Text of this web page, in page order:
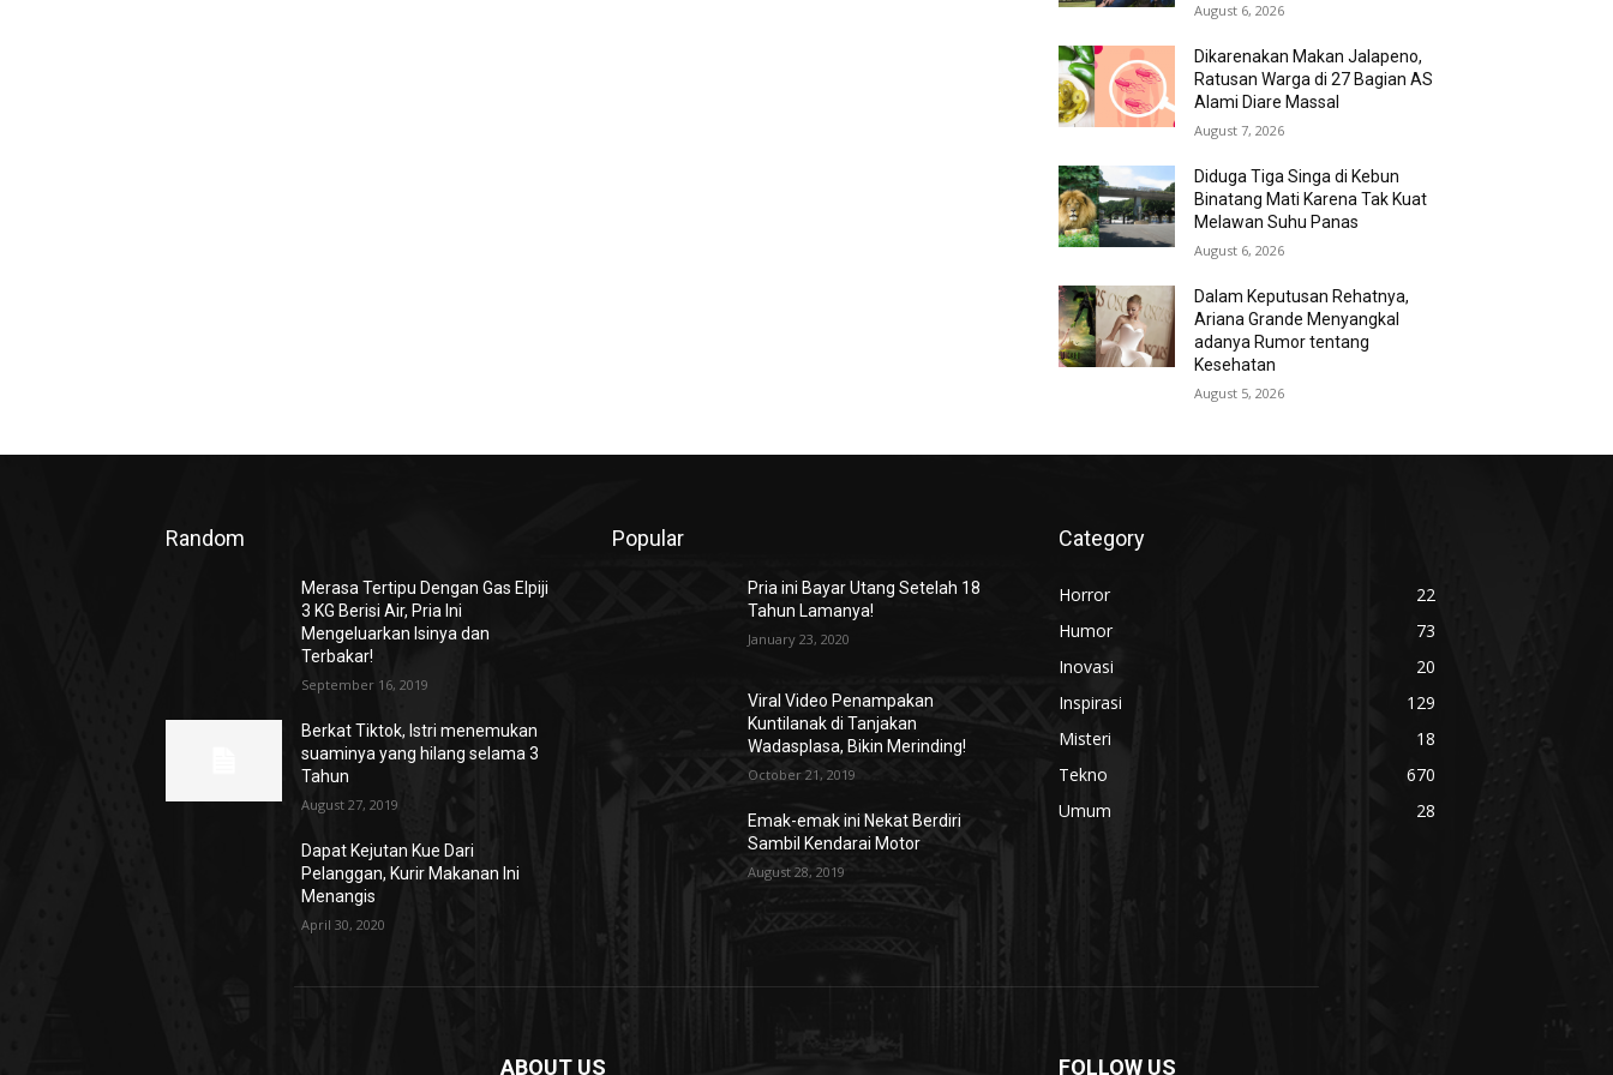
August 6, 2026
Dikarenakan Makan Jalapeno,
Ratusan Warga di 27 Bagian AS
Alami Diare Massal
August 7, 2026
Diduga Tiga Singa di Kebun
Binatang Mati Karena Tak Kuat
Melawan Suhu Panas
August 6, 2026
Dalam Keputusan Rehatnya,
Ariana Grande Menyangkal
adanya Rumor tentang
Kesehatan
August 5, 2026
Random
Merasa Tertipu Dengan Gas Elpiji
3 KG Berisi Air, Pria Ini
Mengeluarkan Isinya dan
Terbakar!
September 16, 2019
Berkat Tiktok, Istri menemukan
suaminya yang hilang selama 3
Tahun
August 27, 2019
Dapat Kejutan Kue Dari
Pelanggan, Kurir Makanan Ini
Menangis
April 30, 2020
Popular
Pria ini Bayar Utang Setelah 18
Tahun Lamanya!
January 23, 2020
Viral Video Penampakan
Kuntilanak di Tanjakan
Wadasplasa, Bikin Merinding!
October 21, 2019
Emak-emak ini Nekat Berdiri
Sambil Kendarai Motor
August 28, 2019
Category
Horror
22
Humor
73
Inovasi
20
Inspirasi
129
Misteri
18
Tekno
670
Umum
28
ABOUT US FOLLOW US